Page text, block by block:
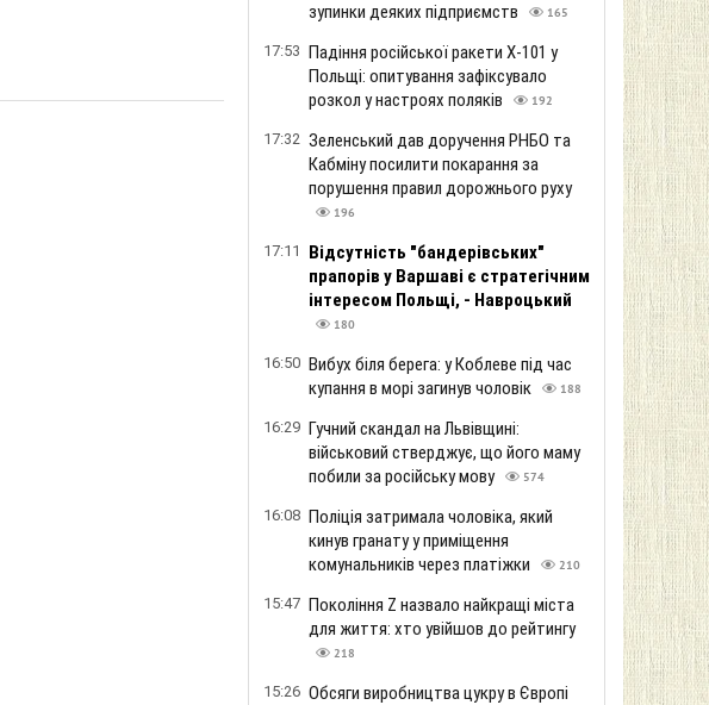
зупинки деяких підприємств
165
17:53 Падіння російської ракети Х-101 у
Польщі: опитування зафіксувало
розкол у настроях поляків
192
17:32 Зеленський дав доручення РНБО та
Кабміну посилити покарання за
порушення правил дорожнього руху
196
17:11
Відсутність "бандерівських"
прапорів у Варшаві є стратегічним
інтересом Польщі, - Навроцький
180
16:50 Вибух біля берега: у Коблеве під час
купання в морі загинув чоловік
188
16:29 Гучний скандал на Львівщині:
військовий стверджує, що його маму
побили за російську мову
574
16:08 Поліція затримала чоловіка, який
кинув гранату у приміщення
комунальників через платіжки
210
15:47 Покоління Z назвало найкращі міста
для життя: хто увійшов до рейтингу
218
15:26 Обсяги виробництва цукру в Європі